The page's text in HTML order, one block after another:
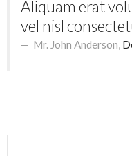
Aliquam erat
vel nisl
Mr. John Anderson,